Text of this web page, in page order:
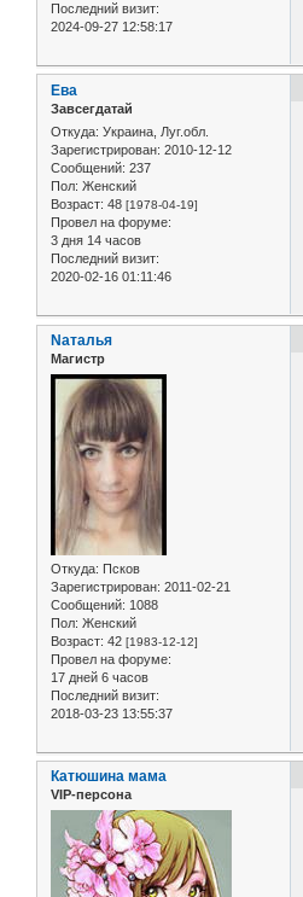
Последний визит:
2024-09-27 12:58:17
Ева
Завсегдатай
Откуда: Украина, Луг.обл.
Зарегистрирован: 2010-12-12
Сообщений: 237
Пол: Женский
Возраст: 48 [1978-04-19]
Провел на форуме:
3 дня 14 часов
Последний визит:
2020-02-16 01:11:46
Nаталья
Магистр
Откуда: Псков
Зарегистрирован: 2011-02-21
Сообщений: 1088
Пол: Женский
Возраст: 42 [1983-12-12]
Провел на форуме:
17 дней 6 часов
Последний визит:
2018-03-23 13:55:37
Катюшина мама
VIP-персона